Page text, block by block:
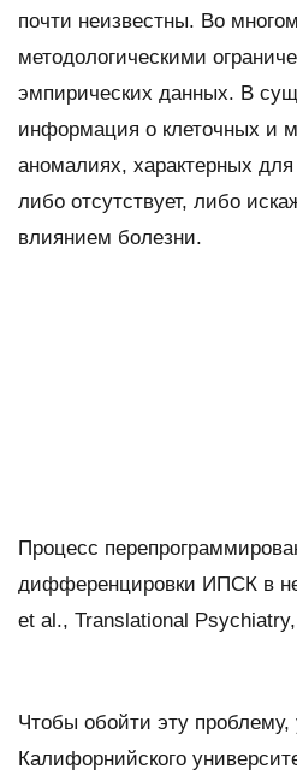
почти неизвестны. Во
методологическими
эмпирических данных. В
информация о клеточных и
аномалиях, характерных
либо отсутствует, либо
влиянием болезни.
Процесс
дифференцировки ИПСК в
et al., Translational
Чтобы обойти эту проблему,
Калифорнийского